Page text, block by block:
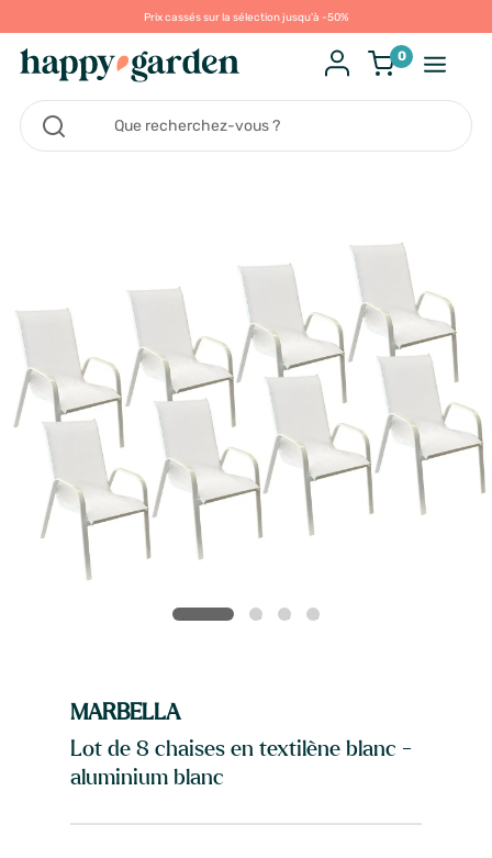
Prix cassés sur la sélection jusqu'à -50%
0
MARBELLA
Lot de 8 chaises en textilène blanc -
aluminium blanc